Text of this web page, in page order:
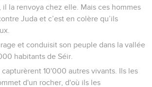
il la renvoya chez elle. Mais ces hommes
Juda et c’est en colère qu’ils
et conduisit son peuple dans la vallée
habitants de Séir.
capturèrent 10'000 autres vivants. Ils les
d'un rocher, d'où ils les